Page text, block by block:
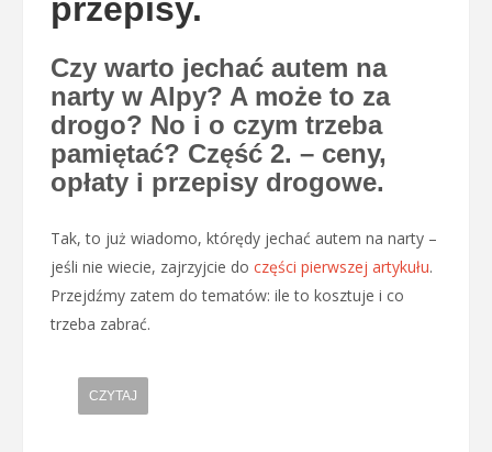
przepisy.
Czy warto jechać autem na
narty w Alpy? A może to za
drogo? No i o czym trzeba
pamiętać? Część 2. – ceny,
opłaty i przepisy drogowe.
Tak, to już wiadomo, którędy jechać autem na narty –
jeśli nie wiecie, zajrzyjcie do części pierwszej artykułu.
Przejdźmy zatem do tematów: ile to kosztuje i co
trzeba zabrać.
CZYTAJ